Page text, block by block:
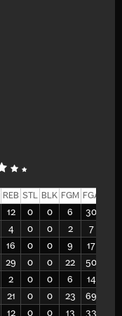
REB STL BLK FGM FGA
12 0 0 6 30
4 0 0 2 7
16 0 0 9 17
29 0 0 22 50
2 0 0 6 14
21 0 0 23 69
12 0 0 13 33